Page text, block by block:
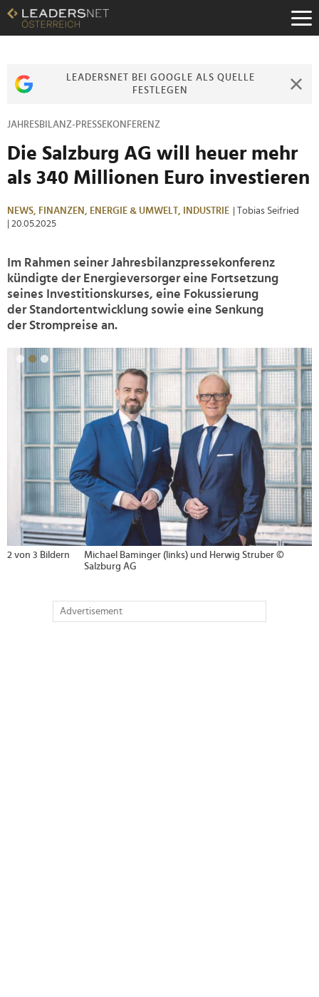
Zum
Inhalt
Zur
Zur
LEADERSNET BEI GOOGLE ALS QUELLE
FESTLEGEN
JAHRESBILANZ-PRESSEKONFERENZ
Die Salzburg AG will heuer mehr
als 340 Millionen Euro investieren
NEWS, FINANZEN, ENERGIE & UMWELT, INDUSTRIE
| Tobias Seifried
| 20.05.2025
Im Rahmen seiner Jahresbilanzpressekonferenz
kündigte der Energieversorger eine Fortsetzung
seines Investitionskurses, eine Fokussierung
der Standortentwicklung sowie eine Senkung
der Strompreise an.
2 von 3 Bildern
Michael Baminger (links) und Herwig Struber ©
Salzburg AG
Advertisement